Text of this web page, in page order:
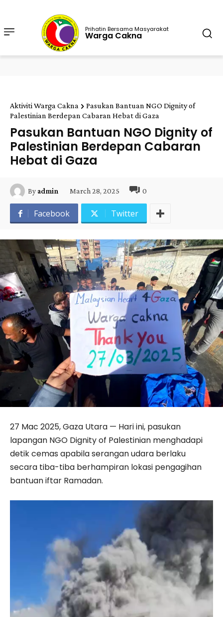
Prihatin Bersama Masyarakat
Warga Cakna
Aktiviti Warga Cakna
Pasukan Bantuan NGO Dignity of
Palestinian Berdepan Cabaran Hebat di Gaza
Pasukan Bantuan NGO Dignity of
Palestinian Berdepan Cabaran
Hebat di Gaza
By admin March 28, 2025 0
Facebook Twitter
27 Mac 2025, Gaza Utara — Hari ini, pasukan
lapangan NGO Dignity of Palestinian menghadapi
detik cemas apabila serangan udara berlaku
secara tiba-tiba berhampiran lokasi pengagihan
bantuan iftar Ramadan.